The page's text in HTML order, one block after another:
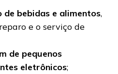
de bebidas e alimentos,
e o serviço de
de pequenos
eletrônicos;